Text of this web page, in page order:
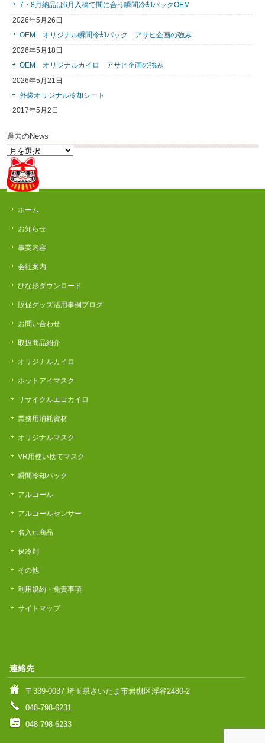
7・8月納品は6月入稿で間に合う瞬間冷却パックOEM
2026年5月26日
OEM オリジナル瞬間冷却パック アサヒ企画の強み
2026年5月18日
OEM オリジナルカイロ アサヒ企画の強み
2026年5月21日
外袋オリジナル冷却シート
2017年5月2日
過去のNews
過
去
の
News
ホーム
お知らせ
事業内容
会社案内
ひな形ダウンロード
販促グッズ活用事例ブログ
お問い合わせ
取扱商品紹介
オリジナルカイロ
ホットアイマスク
リサイクルエコカイロ
業務用消耗資材
オリジナルマスク
VR用使い捨てマスク
瞬間冷却パック
アルコール
アルコールセンサー
名入れ商品
保冷剤
その他
利用規約・免責事項
サイトマップ
連絡先
〒339-0037 埼玉県さいたま市岩槻区浮谷2480-2
048-798-6231
048-798-6233